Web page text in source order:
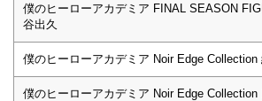
僕のヒーローアカデミア FINAL SEASON
谷出久
僕のヒーローアカデミア Noir Edge Collection
僕のヒーローアカデミア Noir Edge Collection